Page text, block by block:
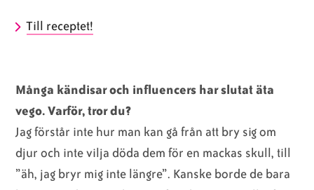
Till receptet!
Många kändisar och influencers har slutat äta
vego. Varför, tror du?
Jag förstår inte hur man kan gå från att bry sig om
djur och inte vilja döda dem för en mackas skull, till
”äh, jag bryr mig inte längre”. Kanske borde de bara